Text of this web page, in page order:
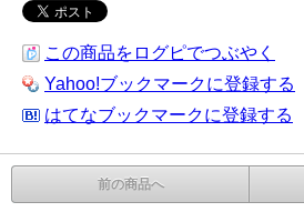
この商品をログピでつぶやく
Yahoo!ブックマークに登録する
はてなブックマークに登録する
前の商品へ